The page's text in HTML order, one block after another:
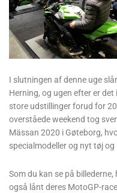
I slutningen af denne uge
Herning, og ugen efter er det
store udstillinger forud for
overståede weekend tog
Mässan 2020 i Gøteborg,
specialmodeller og nyt tøj
Som du kan se på
også lånt deres MotoGP-